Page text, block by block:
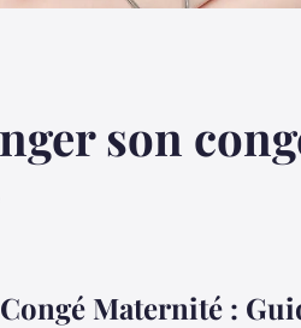
son
Maternité :